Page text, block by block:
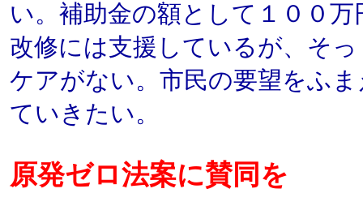
い。補助金の額として１００
改修には支援しているが、そ
ケアがない。市民の要望をふ
ていきたい。
原発ゼロ法案に賛同を